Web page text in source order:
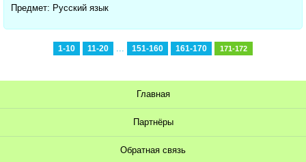
Предмет: Русский язык
1-10 11-20 ... 151-160 161-170 171-172
Главная
Партнёры
Обратная связь